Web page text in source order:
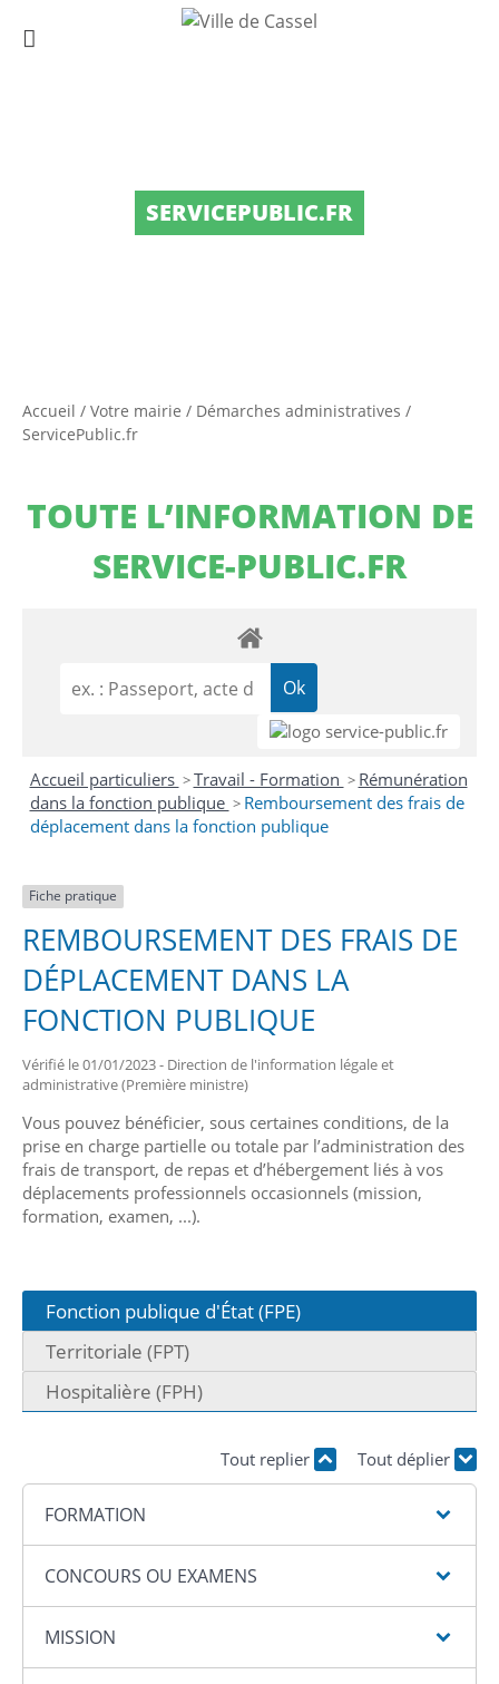
SERVICEPUBLIC.FR
Accueil / Votre mairie / Démarches administratives /
ServicePublic.fr
TOUTE L’INFORMATION DE
SERVICE-PUBLIC.FR
Accueil particuliers >Travail - Formation > Rémunération
dans la fonction publique > Remboursement des frais de
déplacement dans la fonction publique
Fiche pratique
REMBOURSEMENT DES FRAIS DE
DÉPLACEMENT DANS LA
FONCTION PUBLIQUE
Vérifié le 01/01/2023 - Direction de l'information légale et
administrative (Première ministre)
Vous pouvez bénéficier, sous certaines conditions, de la
prise en charge partielle ou totale par l’administration des
frais de transport, de repas et d’hébergement liés à vos
déplacements professionnels occasionnels (mission,
formation, examen, ...).
Fonction publique d'État (FPE)
Territoriale (FPT)
Hospitalière (FPH)
Tout replier Tout déplier
FORMATION
CONCOURS OU EXAMENS
MISSION